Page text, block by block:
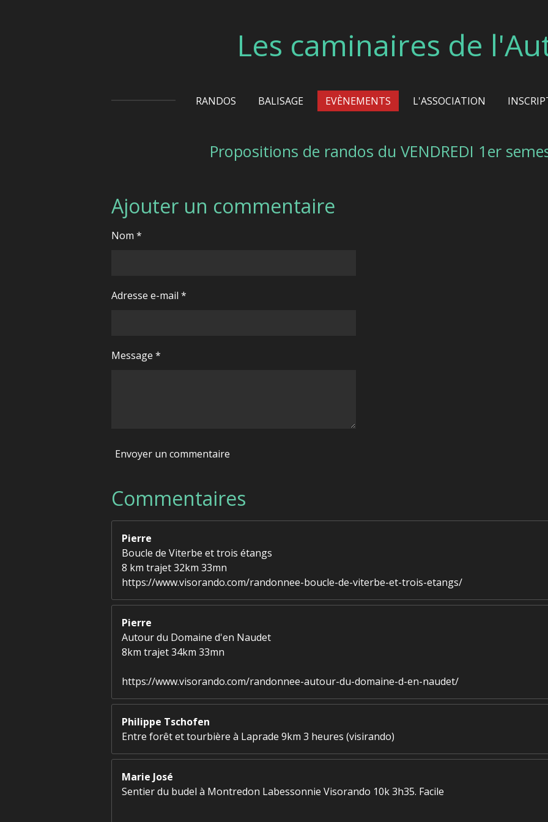
Les caminaires de
RANDOS BALISAGE EVÈNEMENTS L'ASSOCIATION
Propositions de randos du VENDREDI 1er
Ajouter un commentaire
Nom *
Adresse e-mail *
Message *
Envoyer un commentaire
Commentaires
Pierre
Boucle de Viterbe et trois étangs
8 km trajet 32km 33mn
https://www.visorando.com/randonnee-boucle-de-viterbe-et-trois-etangs/
Pierre
Autour du Domaine d'en Naudet
8km trajet 34km 33mn
https://www.visorando.com/randonnee-autour-du-domaine-d-en-naudet/
Philippe Tschofen
Entre forêt et tourbière à Laprade 9km 3 heures (visirando)
Marie José
Sentier du budel à Montredon Labessonnie Visorando 10k 3h35. Facile